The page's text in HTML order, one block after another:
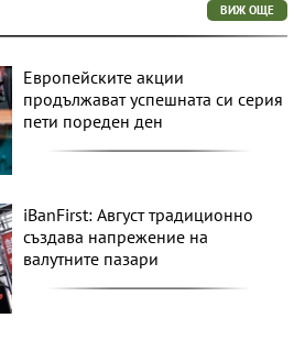
ВИЖ ОЩЕ
Европейските акции
продължават успешната си серия
пети пореден ден
iBanFirst: Август традиционно
създава напрежение на
валутните пазари